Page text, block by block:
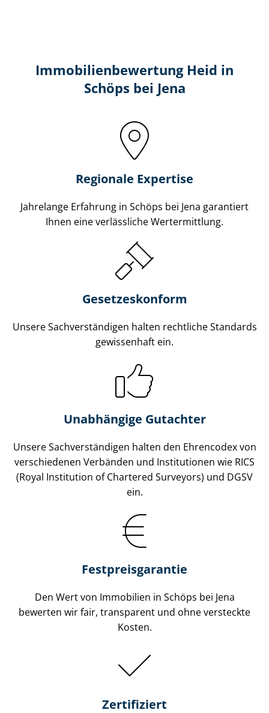
Immobilien­bewertung Heid in
Schöps bei Jena
Regionale Expertise
Jahrelange Erfahrung in Schöps bei Jena garantiert
Ihnen eine verlässliche Wertermittlung.
Gesetzes­konform
Unsere Sach­ver­stän­di­gen halten rechtliche Standards
gewissenhaft ein.
Unabhängige Gutachter
Unsere Sach­ver­stän­di­gen halten den Ehrencodex von
verschiedenen Verbänden und Institutionen wie RICS
(Royal Institution of Chartered Surveyors) und DGSV
ein.
Festpreis​garantie
Den Wert von Immobilien in Schöps bei Jena
bewerten wir fair, transparent und ohne versteckte
Kosten.
Zertifiziert